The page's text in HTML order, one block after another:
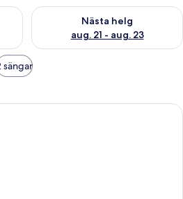
för den här helgen aug. 14 - aug.
Nästa helg
aug. 21 - aug. 23
Kontrollera tillgängligheten
sängar